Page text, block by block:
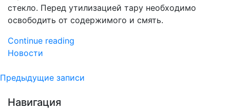
стекло. Перед утилизацией тару необходимо
освободить от содержимого и смять.
Continue reading
вводится
Новости
Навигация
по
Предыдущие записи
Навигация